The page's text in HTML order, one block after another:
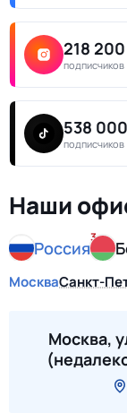
218 200
подписчиков
538 000
подписчиков
Наши
Россия
3
МоскваСанкт-
Москва,